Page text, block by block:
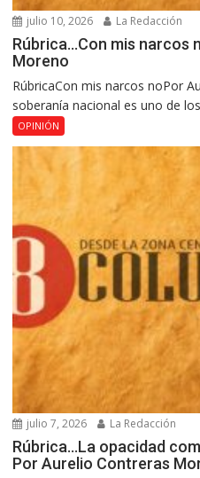
julio 10, 2026 La Redacción
Rúbrica…Con mis narcos
Moreno
RúbricaCon mis narcos noPor
soberanía nacional es uno de
OPINIÓN
julio 7, 2026 La Redacción
Rúbrica…La opacidad
Por Aurelio Contreras